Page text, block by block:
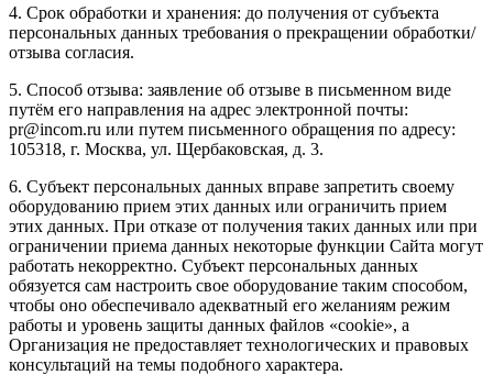
4. Срок обработки и хранения: до получения от субъекта
персональных данных требования о прекращении обработки/
отзыва согласия.
5. Способ отзыва: заявление об отзыве в письменном виде
путём его направления на адрес электронной почты:
pr@incom.ru или путем письменного обращения по адресу:
105318, г. Москва, ул. Щербаковская, д. 3.
6. Субъект персональных данных вправе запретить своему
оборудованию прием этих данных или ограничить прием
этих данных. При отказе от получения таких данных или при
ограничении приема данных некоторые функции Сайта могут
работать некорректно. Субъект персональных данных
обязуется сам настроить свое оборудование таким способом,
чтобы оно обеспечивало адекватный его желаниям режим
работы и уровень защиты данных файлов «cookie», а
Организация не предоставляет технологических и правовых
консультаций на темы подобного характера.